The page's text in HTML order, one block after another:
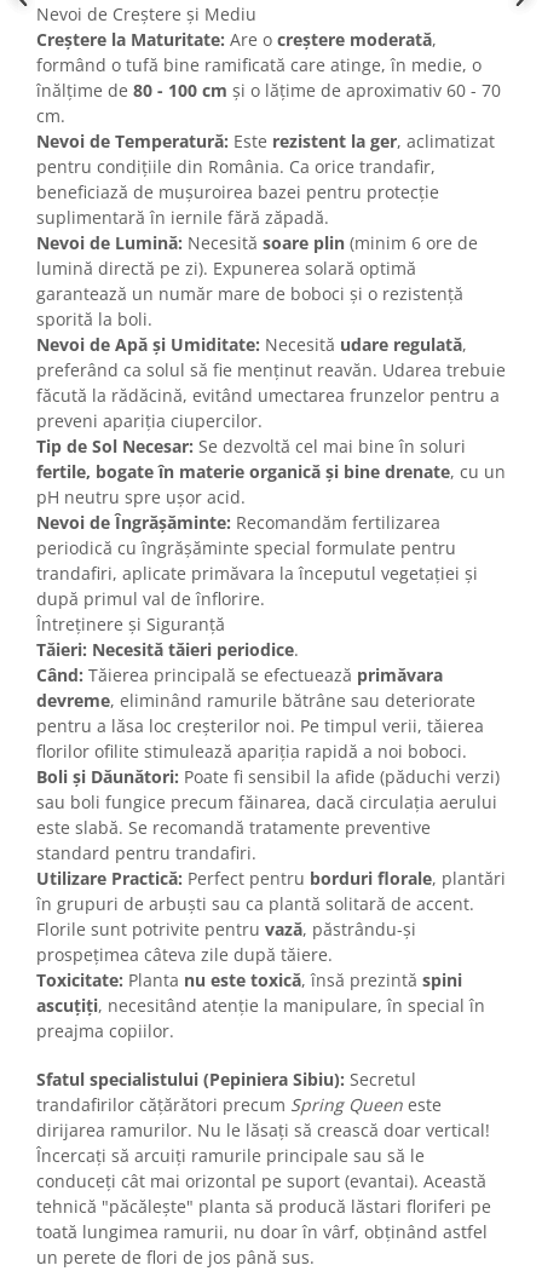
Nevoi de Creștere și Mediu
Creștere la Maturitate: Are o creștere moderată,
formând o tufă bine ramificată care atinge, în medie, o
înălțime de 80 - 100 cm și o lățime de aproximativ 60 - 70
cm.
Nevoi de Temperatură: Este rezistent la ger, aclimatizat
pentru condițiile din România. Ca orice trandafir,
beneficiază de mușuroirea bazei pentru protecție
suplimentară în iernile fără zăpadă.
Nevoi de Lumină: Necesită soare plin (minim 6 ore de
lumină directă pe zi). Expunerea solară optimă
garantează un număr mare de boboci și o rezistență
sporită la boli.
Nevoi de Apă și Umiditate: Necesită udare regulată,
preferând ca solul să fie menținut reavăn. Udarea trebuie
făcută la rădăcină, evitând umectarea frunzelor pentru a
preveni apariția ciupercilor.
Tip de Sol Necesar: Se dezvoltă cel mai bine în soluri
fertile, bogate în materie organică și bine drenate, cu un
pH neutru spre ușor acid.
Nevoi de Îngrășăminte: Recomandăm fertilizarea
periodică cu îngrășăminte special formulate pentru
trandafiri, aplicate primăvara la începutul vegetației și
după primul val de înflorire.
Întreținere și Siguranță
Tăieri: Necesită tăieri periodice.
Când: Tăierea principală se efectuează primăvara
devreme, eliminând ramurile bătrâne sau deteriorate
pentru a lăsa loc creșterilor noi. Pe timpul verii, tăierea
florilor ofilite stimulează apariția rapidă a noi boboci.
Boli și Dăunători: Poate fi sensibil la afide (păduchi verzi)
sau boli fungice precum făinarea, dacă circulația aerului
este slabă. Se recomandă tratamente preventive
standard pentru trandafiri.
Utilizare Practică: Perfect pentru borduri florale, plantări
în grupuri de arbuști sau ca plantă solitară de accent.
Florile sunt potrivite pentru vază, păstrându-și
prospețimea câteva zile după tăiere.
Toxicitate: Planta nu este toxică, însă prezintă spini
ascuțiți, necesitând atenție la manipulare, în special în
preajma copiilor.
Sfatul specialistului (Pepiniera Sibiu): Secretul
trandafirilor cățărători precum Spring Queen este
dirijarea ramurilor. Nu le lăsați să crească doar vertical!
Încercați să arcuiți ramurile principale sau să le
conduceți cât mai orizontal pe suport (evantai). Această
tehnică "păcălește" planta să producă lăstari floriferi pe
toată lungimea ramurii, nu doar în vârf, obținând astfel
un perete de flori de jos până sus.